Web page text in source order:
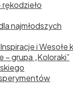
najmłodszych
i Wesołe
grupa „Koloraki”